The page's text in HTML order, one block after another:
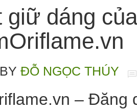
giữ dáng
BY ĐỖ NGỌC THÚY
– Đăng